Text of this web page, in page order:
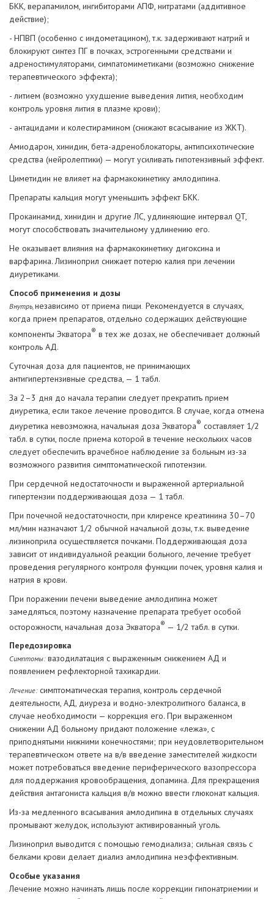
БКК, верапамилом, ингибиторами АПФ, нитратами (аддитивное
действие);
- НПВП (особенно с индометацином), т.к. задерживают натрий и
блокируют синтез ПГ в почках, эстрогенными средствами и
адреностимуляторами, симпатомиметиками (возможно снижение
терапевтического эффекта);
- литием (возможно ухудшение выведения лития, необходим
контроль уровня лития в плазме крови);
- антацидами и колестирамином (снижают всасывание из ЖКТ).
Амиодарон, хинидин, бета-адреноблокаторы, антипсихотические
средства (нейролептики) — могут усиливать гипотензивный эффект.
Циметидин не влияет на фармакокинетику амлодипина.
Препараты кальция могут уменьшить эффект БКК.
Прокаинамид, хинидин и другие ЛС, удлиняющие интервал QT,
могут способствовать значительному удлинению его.
Не оказывает влияния на фармакокинетику дигоксина и
варфарина. Лизиноприл снижает потерю калия при лечении
диуретиками.
Способ применения и дозы
Внутрь,независимо от приема пищи. Рекомендуется в случаях,
когда прием препаратов, отдельно содержащих действующие
компоненты Экватора® в тех же дозах, не обеспечивает должный
контроль АД.
Суточная доза для пациентов, не принимающих
антигипертензивные средства, — 1 табл.
За 2–3 дня до начала терапии следует прекратить прием
диуретика, если такое лечение проводится. В случае, когда отмена
диуретика невозможна, начальная доза Экватора® составляет 1/2
табл. в сутки, после приема которой в течение нескольких часов
следует обеспечить врачебное наблюдение за больным из-за
возможного развития симптоматической гипотензии.
При сердечной недостаточности и выраженной артериальной
гипертензии поддерживающая доза — 1 табл.
При почечной недостаточности, при клиренсе креатинина 30–70
мл/мин назначают 1/2 обычной начальной дозы, т.к. выведение
лизиноприла осуществляется почками. Поддерживающая доза
зависит от индивидуальной реакции больного, лечение требует
проведения регулярного контроля функции почек, уровня калия и
натрия в крови.
При поражении печени выведение амлодипина может
замедляться, поэтому назначение препарата требует особой
осторожности, начальная доза Экватора® — 1/2 табл. в сутки.
Передозировка
Симптомы:вазодилатация с выраженным снижением АД и
появлением рефлекторной тахикардии.
Лечение:симптоматическая терапия, контроль сердечной
деятельности, АД, диуреза и водно-электролитного баланса, в
случае необходимости — коррекция его. При выраженном
снижении АД больному придают положение «лежа», с
приподнятыми нижними конечностями; при неудовлетворительном
терапевтическом ответе на в/в введение заместителей жидкости
может потребоваться введение периферического вазопрессора
для поддержания кровообращения, допамина. Для прекращения
действия антагониста кальция в/в можно ввести глюконат кальция.
Из-за медленного всасывания амлодипина в отдельных случаях
промывают желудок, используют активированный уголь.
Лизиноприл выводится с помощью гемодиализа; сильная связь с
белками крови делает диализ амлодипина неэффективным.
Особые указания
Лечение можно начинать лишь после коррекции гипонатриемии и